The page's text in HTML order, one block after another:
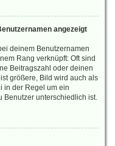
angezeigt
deinem Benutzernamen
Rang verknüpft: Oft sind
Beitragszahl oder deinen
größere, Bild wird auch als
in der Regel um ein
Benutzer unterschiedlich ist.